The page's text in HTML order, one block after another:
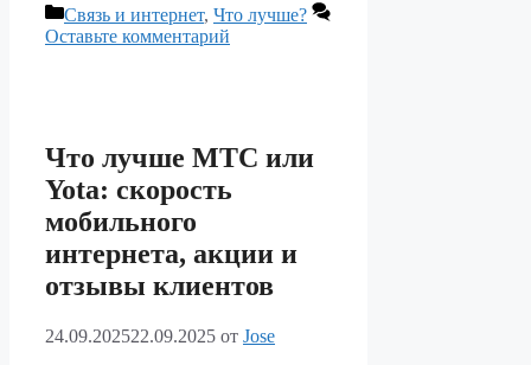
Рубрики
Связь и интернет, Что лучше?
Оставьте комментарий
Что лучше МТС или
Yota: скорость
мобильного
интернета, акции и
отзывы клиентов
24.09.202522.09.2025 от Jose